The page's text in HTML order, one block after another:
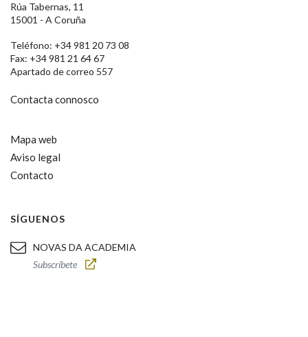
Rúa Tabernas, 11
15001 - A Coruña
Teléfono: +34 981 20 73 08
Fax: +34 981 21 64 67
Apartado de correo 557
Contacta connosco
Mapa web
Aviso legal
Contacto
SÍGUENOS
NOVAS DA ACADEMIA
Subscríbete